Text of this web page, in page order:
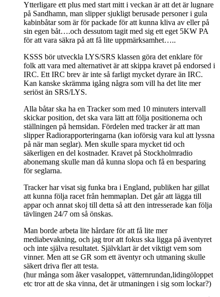
Ytterligare ett plus med start mitt i veckan är att det är lugnare
på Sandhamn, man slipper sjukligt berusade personer i gula
kabinbåtar som är för packade för att kunna kliva av eller på
sin egen båt….och dessutom tagit med sig ett eget 5KW PA
för att vara säkra på att få lite uppmärksamhet…..
KSSS bör utveckla LYS/SRS klassen göra det enklare för
folk att vara med alternativet är att skippa kravet på endorsed i
IRC. Ett IRC brev är inte så farligt mycket dyrare än IRC.
Kan kanske skrämma igång några som vill ha det lite mer
seriöst än SRS/LYS.
Alla båtar ska ha en Tracker som med 10 minuters intervall
skickar position, det ska vara lätt att följa positionerna och
ställningen på hemsidan. Fördelen med tracker är att man
slipper Radiorapporteringarna (kan ioförsig vara kul att lyssna
på när man seglar). Men skulle spara mycket tid och
säkerligen en del kostnader. Kravet på Stockholmradio
abonemang skulle man då kunna slopa och få en besparing
för seglarna.
Tracker har visat sig funka bra i England, publiken har gillat
att kunna följa racet från hemmaplan. Det går att lägga till
appar och annat skoj till detta så att den intresserade kan följa
tävlingen 24/7 om så önskas.
Man borde arbeta lite hårdare för att få lite mer
mediabevakning, och jag tror att fokus ska ligga på äventyret
och inte själva resultatet. Självklart är det viktigt vem som
vinner. Men att se GR som ett äventyr och utmaning skulle
säkert driva fler att testa.
(hur många som åker vasaloppet, vätternrundan,lidingöloppet
etc tror att de ska vinna, det är utmaningen i sig som lockar?)